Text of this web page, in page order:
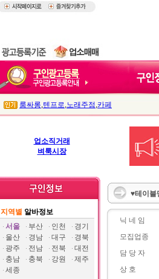
룸싸롱,텐프로,노래주점 ,카페
업소직거래
벼룩시장
지역별 알바정보
서울
부산 인천
경기
울산
경남 대구
경북
광주
전남 전북
대전
충남
충북 강원
제주
세종
♥테이
닉 네 임
모집업종
담 당 자
상 호